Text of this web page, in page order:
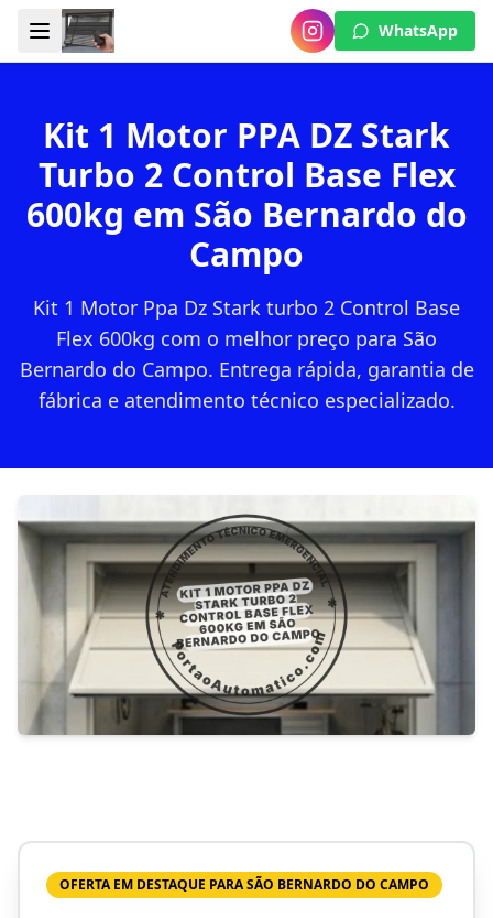
WhatsApp
Kit 1 Motor PPA DZ Stark
Turbo 2 Control Base Flex
600kg em São Bernardo do
Campo
Kit 1 Motor Ppa Dz Stark turbo 2 Control Base
Flex 600kg com o melhor preço para São
Bernardo do Campo. Entrega rápida, garantia de
fábrica e atendimento técnico especializado.
OFERTA EM DESTAQUE PARA SÃO BERNARDO DO CAMPO